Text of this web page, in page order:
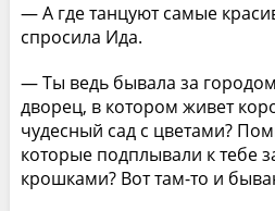
— А где танцуют самые
спросила Ида.
— Ты ведь бывала за
дворец, в котором живет
чудесный сад с цветами?
которые подплывали к тебе
крошками? Вот там-то и